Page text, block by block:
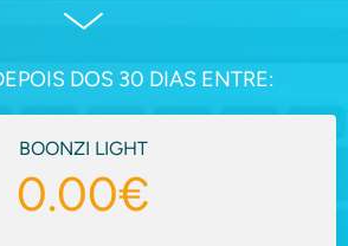
DOS 30 DIAS ENTRE:
BOONZI LIGHT
0.00€